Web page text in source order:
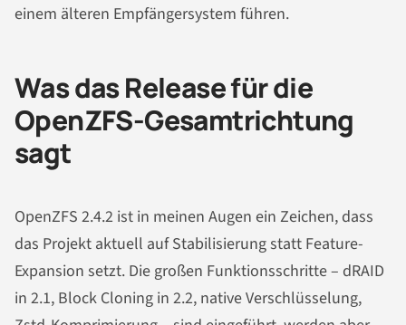
einem älteren Empfängersystem führen.
Was das Release für die
OpenZFS-Gesamtrichtung
sagt
OpenZFS 2.4.2 ist in meinen Augen ein Zeichen, dass
das Projekt aktuell auf Stabilisierung statt Feature-
Expansion setzt. Die großen Funktionsschritte – dRAID
in 2.1, Block Cloning in 2.2, native Verschlüsselung,